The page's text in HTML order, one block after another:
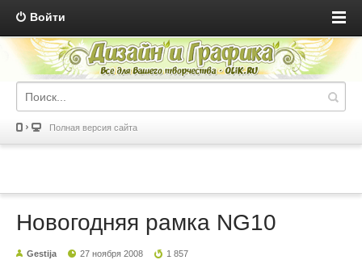
Войти
Полная версия сайта
Новогодняя рамка NG10
Gestija 27 ноября 2008 1 857